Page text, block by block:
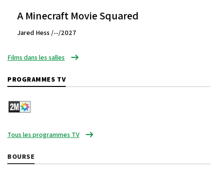
A Minecraft Movie Squared
Jared Hess /--/2027
Films dans les salles
PROGRAMMES TV
Tous les programmes TV
BOURSE